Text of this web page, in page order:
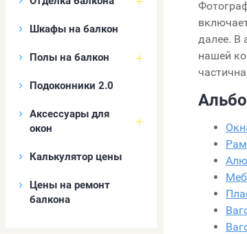
Шкафы на балкон
Полы на балкон
Подоконники 2.0
Аксессуары для
окон
Калькулятор цены
Цены на ремонт
балкона
далее. В
нашей